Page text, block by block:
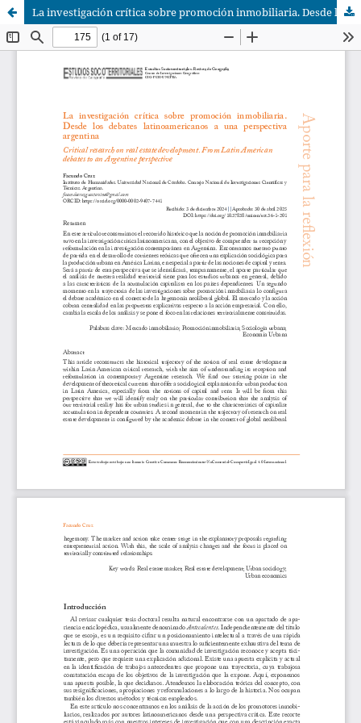
La investigación crítica sobre promoción inmobiliaria. Desde los debates latinoamericanos a una perspectiva argentina